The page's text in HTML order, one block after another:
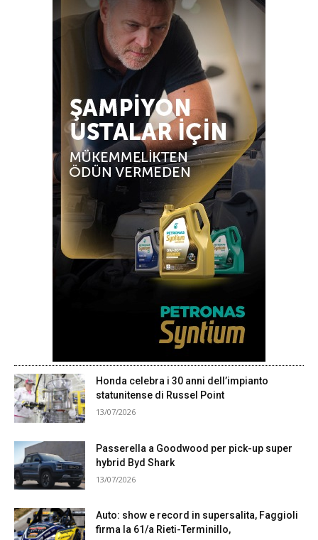
Honda celebra i 30 anni dell’impianto
statunitense di Russel Point
13/07/2026
Passerella a Goodwood per pick-up super
hybrid Byd Shark
13/07/2026
Auto: show e record in supersalita, Faggioli
firma la 61/a Rieti-Terminillo,